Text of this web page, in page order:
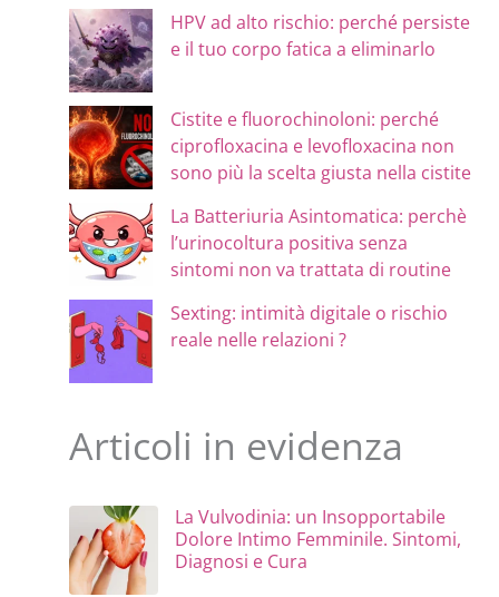
HPV ad alto rischio: perché persiste
e il tuo corpo fatica a eliminarlo
Cistite e fluorochinoloni: perché
ciprofloxacina e levofloxacina non
sono più la scelta giusta nella cistite
La Batteriuria Asintomatica: perchè
l’urinocoltura positiva senza
sintomi non va trattata di routine
Sexting: intimità digitale o rischio
reale nelle relazioni ?
Articoli in evidenza
La Vulvodinia: un Insopportabile
Dolore Intimo Femminile. Sintomi,
Diagnosi e Cura